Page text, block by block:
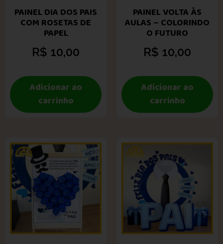
PAINEL DIA DOS PAIS
COM ROSETAS DE
PAPEL
R$ 10,00
Adicionar ao
carrinho
PAINEL VOLTA ÀS
AULAS – COLORINDO
O FUTURO
R$ 10,00
Adicionar ao
carrinho